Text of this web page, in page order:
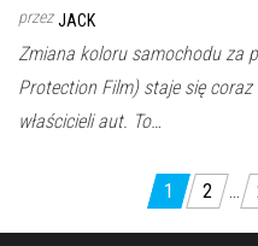
przez JACK
Zmiana koloru samochodu za
Protection Film) staje się
właścicieli aut. To…
Nawigacja
po
1 2 …